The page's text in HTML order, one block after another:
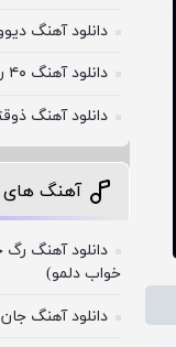
دانلود آهنگ
دانلود آهنگ ۴۰ روز محسن چاوشی
دانلود آهنگ
آهنگ های
دانلود آهنگ
خواب دلمو)
دانلود آهنگ